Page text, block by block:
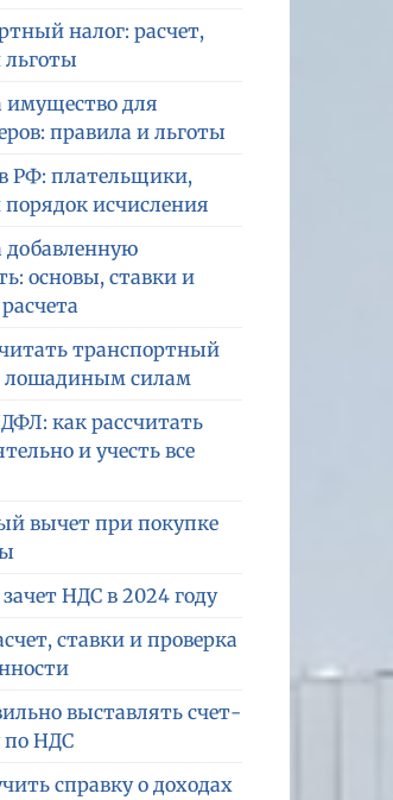
налог: расчет,
льготы
имущество для
правила и льготы
РФ: плательщики,
порядок исчисления
добавленную
основы, ставки и
транспортный
лошадиным силам
как рассчитать
и учесть все
вычет при покупке
НДС в 2024 году
ставки и проверка
выставлять счет-
по НДС
справку о доходах